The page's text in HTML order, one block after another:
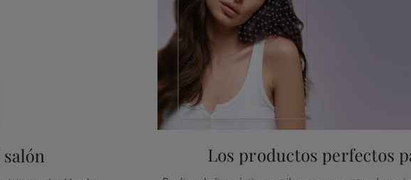
Los productos perfectos